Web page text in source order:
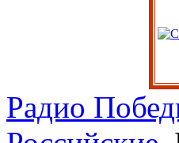
Радио